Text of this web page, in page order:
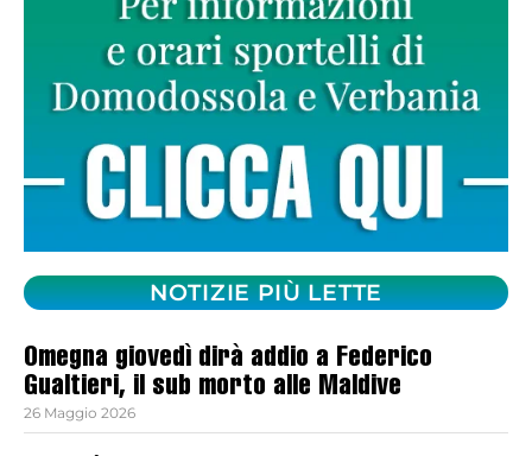
NOTIZIE PIÙ LETTE
Omegna giovedì dirà addio a Federico
Gualtieri, il sub morto alle Maldive
26 Maggio 2026